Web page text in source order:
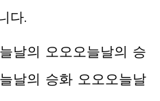
다.
날의 오오오늘날의 승
날의 승화 오오오늘날